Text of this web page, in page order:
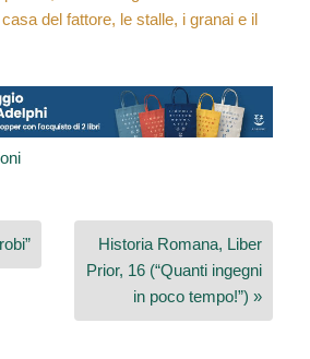
del fattore, le stalle, i granai e il
Historia Romana, Liber
Prior, 16 (“Quanti ingegni
in poco tempo!”) »